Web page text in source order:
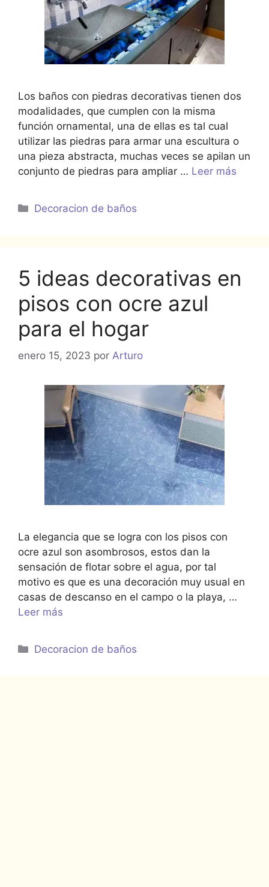
Los baños con piedras decorativas tienen dos
modalidades, que cumplen con la misma
función ornamental, una de ellas es tal cual
utilizar las piedras para armar una escultura o
una pieza abstracta, muchas veces se apilan un
conjunto de piedras para ampliar … Leer más
Categorías
Decoracion de baños
5 ideas decorativas en
pisos con ocre azul
para el hogar
enero 15, 2023 por Arturo
La elegancia que se logra con los pisos con
ocre azul son asombrosos, estos dan la
sensación de flotar sobre el agua, por tal
motivo es que es una decoración muy usual en
casas de descanso en el campo o la playa, …
Leer más
Categorías
Decoracion de baños